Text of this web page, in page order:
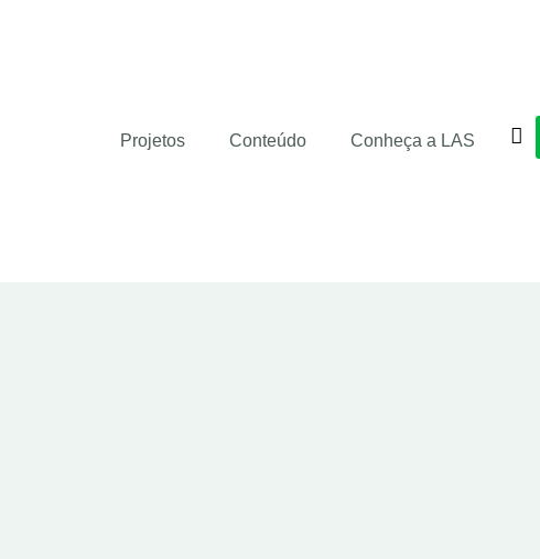
Projetos Conteúdo Conheça a LAS